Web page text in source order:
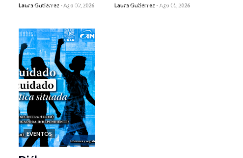
0 veces compartido
Laura Gutiérrez -Ago 07, 2026
0 veces compartido
Laura Gutiérrez -Ago 05, 2026
EVENTOS